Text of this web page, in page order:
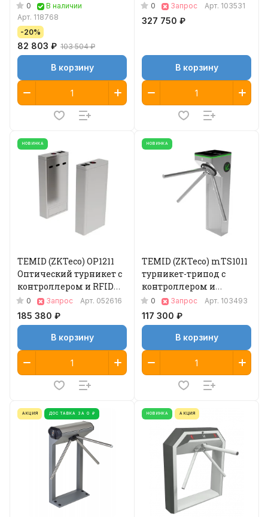
0
В наличии
Арт. 118768
-20%
82 803 ₽ 103 504 ₽
В корзину
0 Запрос Арт. 103531
327 750 ₽
В корзину
НОВИНКА
TEMID (ZKTeco) OP1211
Оптический турникет с
контроллером и RFID
считывателем
0 Запрос Арт. 052616
185 380 ₽
В корзину
НОВИНКА
TEMID (ZKTeco) mTS1011
турникет-трипод с
контроллером и
считывателями RFID
карт
0 Запрос Арт. 103493
117 300 ₽
В корзину
АКЦИЯ ДОСТАВКА ЗА 0 ₽ НОВИНКА АКЦИЯ